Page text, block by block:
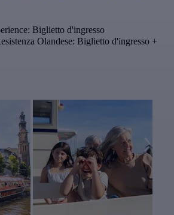
Biglietto d'ingresso
Olandese: Biglietto d'ingresso +